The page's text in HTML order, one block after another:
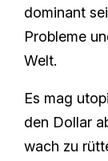
dominant
Probleme
Welt.
Es mag
den Dollar
wach zu